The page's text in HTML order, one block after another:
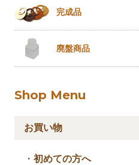
完成品
廃盤商品
Shop Menu
お買い物
・初めての方へ